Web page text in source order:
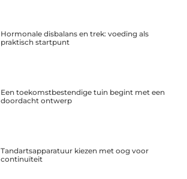
Hormonale disbalans en trek: voeding als
praktisch startpunt
Een toekomstbestendige tuin begint met een
doordacht ontwerp
Tandartsapparatuur kiezen met oog voor
continuïteit